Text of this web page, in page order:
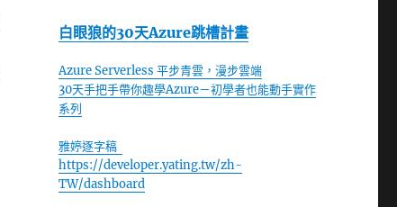
白眼狼的30天Azure跳槽計畫
Azure Serverless 平步青雲，漫步雲端
30天手把手帶你趣學Azure－初學者也能動手實作
系列
雅婷逐字稿
https://developer.yating.tw/zh-
TW/dashboard